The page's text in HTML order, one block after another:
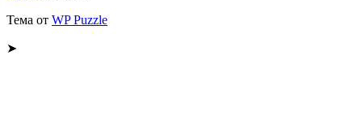
Тема от WP Puzzle
➤